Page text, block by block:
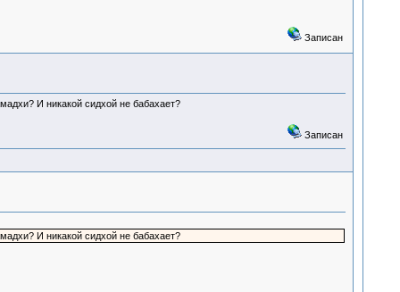
Записан
И никакой сидхой не бабахает?
Записан
И никакой сидхой не бабахает?